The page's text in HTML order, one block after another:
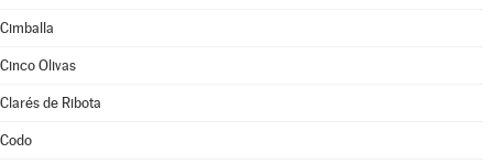
Cimballa
Cinco Olivas
Clarés de Ribota
Codo